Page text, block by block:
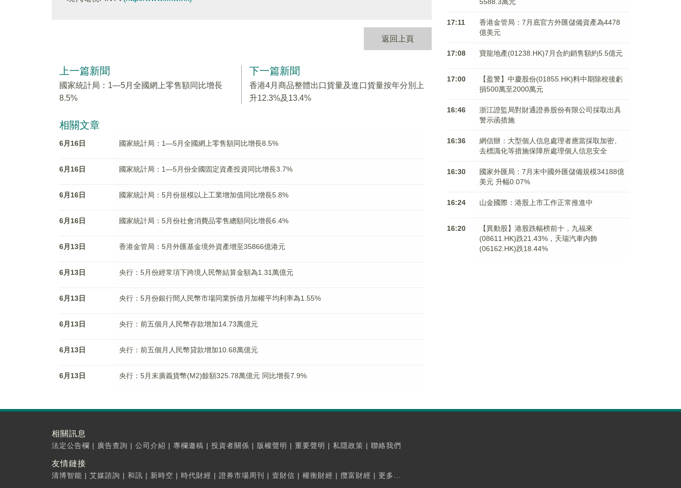
返回上頁
上一篇新聞
國家統計局：1—5月全國網上零售額同比增長
8.5%
下一篇新聞
香港4月商品整體出口貨量及進口貨量按年分別上
升12.3%及13.4%
相關文章
6月16日 國家統計局：1—5月全國網上零售額同比增長8.5%
6月16日 國家統計局：1—5月份全國固定資產投資同比增長3.7%
6月16日 國家統計局：5月份規模以上工業增加值同比增長5.8%
6月16日 國家統計局：5月份社會消費品零售總額同比增長6.4%
6月13日 香港金管局：5月外匯基金境外資產增至35866億港元
6月13日 央行：5月份經常項下跨境人民幣結算金額為1.31萬億元
6月13日 央行：5月份銀行間人民幣市場同業拆借月加權平均利率為1.55%
6月13日 央行：前五個月人民幣存款增加14.73萬億元
6月13日 央行：前五個月人民幣貸款增加10.68萬億元
6月13日 央行：5月末廣義貨幣(M2)餘額325.78萬億元 同比增長7.9%
17:11
香港金管局：7月底官方外匯儲備資產為4478
億美元
17:08 寶龍地產(01238.HK)7月合約銷售額約5.5億元
17:00
【盈警】中慶股份(01855.HK)料中期除稅後虧
損500萬至2000萬元
16:46
浙江證監局對財通證券股份有限公司採取出具
警示函措施
16:36
網信辦：大型個人信息處理者應當採取加密、
去標識化等措施保障所處理個人信息安全
16:30
國家外匯局：7月末中國外匯儲備規模34188億
美元 升幅0.07%
16:24 山金國際：港股上市工作正常推進中
16:20
【異動股】港股跌幅榜前十，九福來
(08611.HK)跌21.43%，天瑞汽車内飾
(06162.HK)跌18.44%
相關訊息
法定公告欄 | 廣告查詢 | 公司介紹 | 專欄邀稿 | 投資者關係 | 版權聲明 | 重要聲明 | 私隱政策 | 聯絡我們
友情鏈接
清博智能 | 艾媒諮詢 | 和訊 | 新時空 | 時代財經 | 證券市場周刊 | 壹財信 | 權衡財經 | 攬富財經 | 更多...